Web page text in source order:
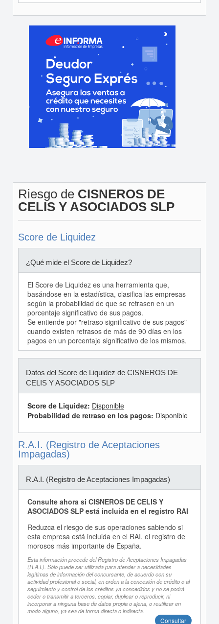
Riesgo de CISNEROS DE
CELIS Y ASOCIADOS SLP
Score de Liquidez
¿Qué mide el Score de Liquidez?
El Score de Liquidez es una herramienta que,
basándose en la estadística, clasifica las empresas
según la probabilidad de que se retrasen en un
porcentaje significativo de sus pagos.
Se entiende por "retraso significativo de sus pagos"
cuando existen retrasos de más de 90 días en los
pagos en un porcentaje significativo de los mismos.
Datos del Score de Liquidez de CISNEROS DE
CELIS Y ASOCIADOS SLP
Score de Liquidez: Disponible
Probabilidad de retraso en los pagos: Disponible
R.A.I. (Registro de Aceptaciones
Impagadas)
R.A.I. (Registro de Aceptaciones Impagadas)
Consulte ahora si CISNEROS DE CELIS Y
ASOCIADOS SLP está incluida en el registro RAI
Reduzca el riesgo de sus operaciones sabiendo si
esta empresa está incluida en el RAI, el registro de
morosos más importante de España.
Esta información procede del Registro de Aceptaciones Impagadas
(R.A.I.). Sólo puede ser utilizada para atender a necesidades
legítimas de información del concursante, de acuerdo con su
actividad profesional o social, en orden a la concesión de crédito o al
seguimiento y control de los créditos ya concedidos y no se podrá
ceder o transmitir a terceros, copiar, duplicar o reproducir, ni
incorporar a ninguna base de datos propia o ajena, o reutilizar en
modo alguno, ya sea de forma directa o indirecta.
Consultar